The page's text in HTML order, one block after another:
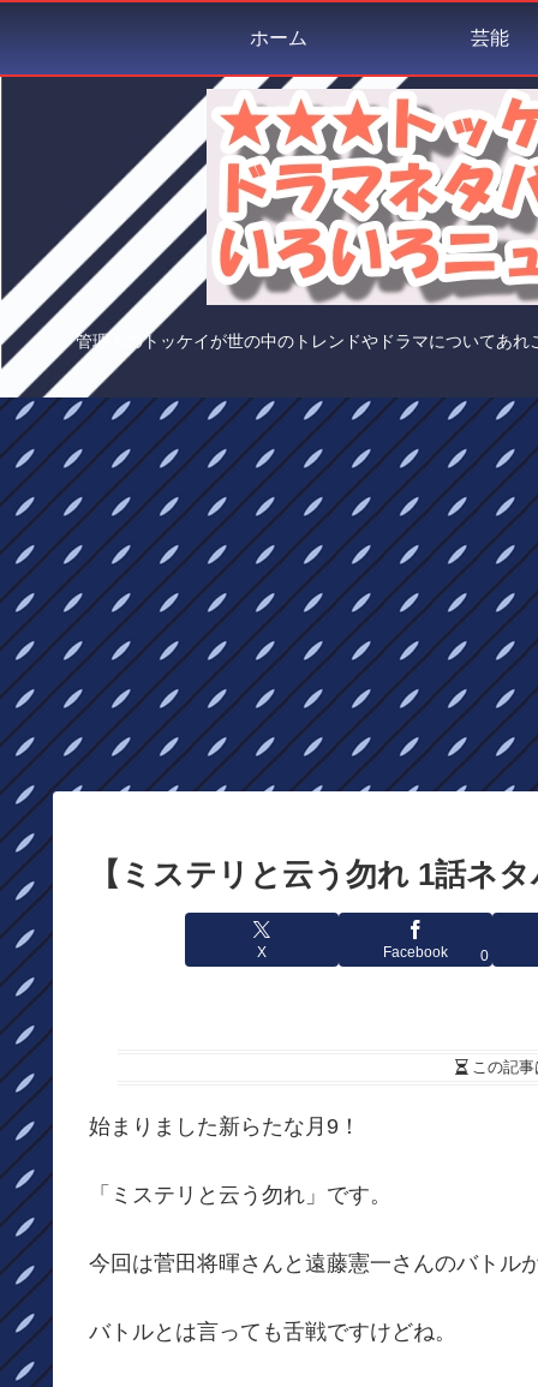
管理人のトッケイが世の中のトレンドやドラマについてあ
ホーム 芸能
【ミステリと云う勿れ 1話ネ
X Facebook 0
この記事
始まりました新らたな月9！
「ミステリと云う勿れ」です。
今回は菅田将暉さんと遠藤憲一さんのバトル
バトルとは言っても舌戦ですけどね。